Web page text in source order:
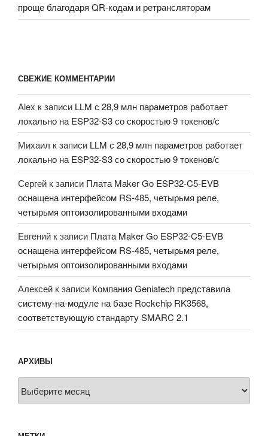
проще благодаря QR-кодам и ретрансляторам
СВЕЖИЕ КОММЕНТАРИИ
Alex к записи LLM с 28,9 млн параметров работает
локально на ESP32-S3 со скоростью 9 токенов/с
Михаил к записи LLM с 28,9 млн параметров работает
локально на ESP32-S3 со скоростью 9 токенов/с
Сергей к записи Плата Maker Go ESP32-C5-EVB
оснащена интерфейсом RS-485, четырьмя реле,
четырьмя оптоизолированными входами
Евгений к записи Плата Maker Go ESP32-C5-EVB
оснащена интерфейсом RS-485, четырьмя реле,
четырьмя оптоизолированными входами
Алексей к записи Компания Geniatech представила
систему-на-модуле на базе Rockchip RK3568,
соответствующую стандарту SMARC 2.1
АРХИВЫ